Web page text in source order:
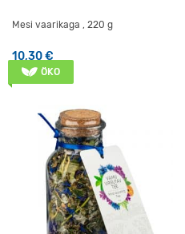
Mesi vaarikaga , 220 g
10,30€
ÖKO